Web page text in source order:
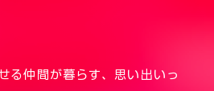
る仲間が暮らす、思い出いっ